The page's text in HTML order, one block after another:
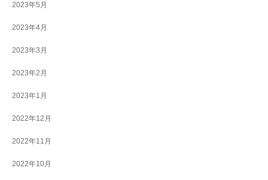
2023年5月
2023年4月
2023年3月
2023年2月
2023年1月
2022年12月
2022年11月
2022年10月